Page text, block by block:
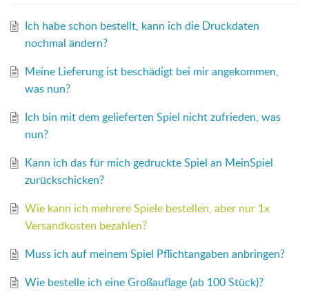
Ich habe schon bestellt, kann ich die Druckdaten
nochmal ändern?
Meine Lieferung ist beschädigt bei mir angekommen,
was nun?
Ich bin mit dem gelieferten Spiel nicht zufrieden, was
nun?
Kann ich das für mich gedruckte Spiel an MeinSpiel
zurückschicken?
Wie kann ich mehrere Spiele bestellen, aber nur 1x
Versandkosten bezahlen?
Muss ich auf meinem Spiel Pflichtangaben anbringen?
Wie bestelle ich eine Großauflage (ab 100 Stück)?